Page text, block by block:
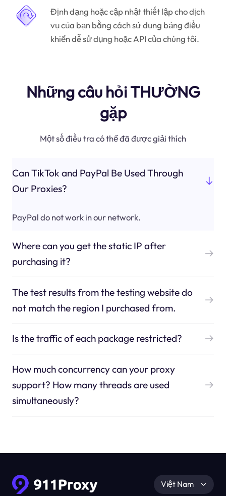
Định dạng hoặc cập nhật thiết lập cho dịch
vụ của bạn bằng cách sử dụng bảng điều
khiển dễ sử dụng hoặc API của chúng tôi.
Những câu hỏi THƯỜNG
gặp
Một số điều tra có thể đã được giải thích
Can TikTok and PayPal Be Used Through
Our Proxies?
PayPal do not work in our network.
Where can you get the static IP after
purchasing it?
The test results from the testing website do
not match the region I purchased from.
Is the traffic of each package restricted?
How much concurrency can your proxy
support? How many threads are used
simultaneously?
Việt Nam